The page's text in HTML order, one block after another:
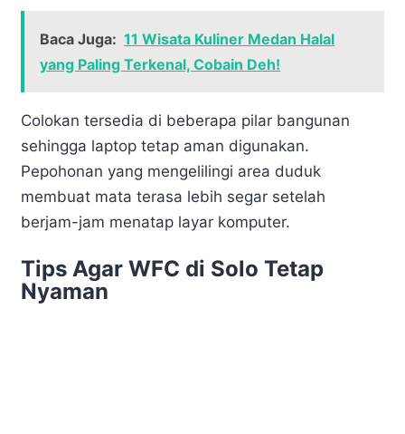
Baca Juga: 11 Wisata Kuliner Medan Halal
yang Paling Terkenal, Cobain Deh!
Colokan tersedia di beberapa pilar bangunan
sehingga laptop tetap aman digunakan.
Pepohonan yang mengelilingi area duduk
membuat mata terasa lebih segar setelah
berjam-jam menatap layar komputer.
Tips Agar WFC di Solo Tetap
Nyaman